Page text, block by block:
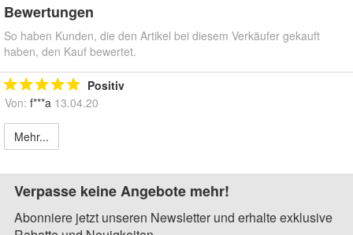
Bewertungen
So haben Kunden, die den Artikel bei diesem Verkäufer gekauft
haben, den Kauf bewertet.
Positiv
Von: f***a 13.04.20
Mehr...
Verpasse keine Angebote mehr!
Abonniere jetzt unseren Newsletter und erhalte exklusive